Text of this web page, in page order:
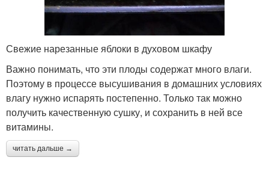
Свежие нарезанные яблоки в духовом шкафу
Важно понимать, что эти плоды содержат много влаги.
Поэтому в процессе высушивания в домашних условиях
влагу нужно испарять постепенно. Только так можно
получить качественную сушку, и сохранить в ней все
витамины.
читать дальше →